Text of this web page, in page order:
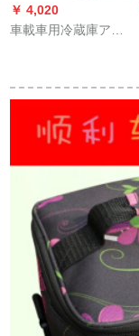
￥ 4,020
車載車用冷蔵庫アイ
20 L大容量220 v+12